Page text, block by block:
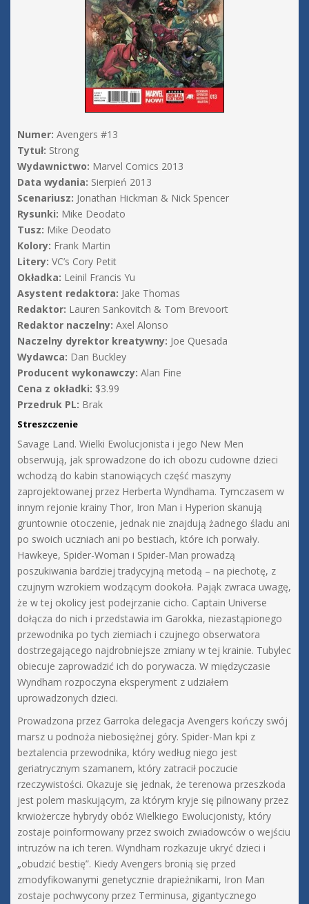
Numer: Avengers #13
Tytuł: Strong
Wydawnictwo: Marvel Comics 2013
Data wydania: Sierpień 2013
Scenariusz: Jonathan Hickman & Nick Spencer
Rysunki: Mike Deodato
Tusz: Mike Deodato
Kolory: Frank Martin
Litery: VC’s Cory Petit
Okładka: Leinil Francis Yu
Asystent redaktora: Jake Thomas
Redaktor: Lauren Sankovitch & Tom Brevoort
Redaktor naczelny: Axel Alonso
Naczelny dyrektor kreatywny: Joe Quesada
Wydawca: Dan Buckley
Producent wykonawczy: Alan Fine
Cena z okładki: $3.99
Przedruk PL: Brak
Streszczenie
Savage Land. Wielki Ewolucjonista i jego New Men
obserwują, jak sprowadzone do ich obozu cudowne dzieci
wchodzą do kabin stanowiących część maszyny
zaprojektowanej przez Herberta Wyndhama. Tymczasem w
innym rejonie krainy Thor, Iron Man i Hyperion skanują
gruntownie otoczenie, jednak nie znajdują żadnego śladu ani
po swoich uczniach ani po bestiach, które ich porwały.
Hawkeye, Spider-Woman i Spider-Man prowadzą
poszukiwania bardziej tradycyjną metodą – na piechotę, z
czujnym wzrokiem wodzącym dookoła. Pająk zwraca uwagę,
że w tej okolicy jest podejrzanie cicho. Captain Universe
dołącza do nich i przedstawia im Garokka, niezastąpionego
przewodnika po tych ziemiach i czujnego obserwatora
dostrzegającego najdrobniejsze zmiany w tej krainie. Tubylec
obiecuje zaprowadzić ich do porywacza. W międzyczasie
Wyndham rozpoczyna eksperyment z udziałem
uprowadzonych dzieci.
Prowadzona przez Garroka delegacja Avengers kończy swój
marsz u podnoża niebosiężnej góry. Spider-Man kpi z
beztalencia przewodnika, który według niego jest
geriatrycznym szamanem, który zatracił poczucie
rzeczywistości. Okazuje się jednak, że terenowa przeszkoda
jest polem maskującym, za którym kryje się pilnowany przez
krwiożercze hybrydy obóz Wielkiego Ewolucjonisty, który
zostaje poinformowany przez swoich zwiadowców o wejściu
intruzów na ich teren. Wyndham rozkazuje ukryć dzieci i
„obudzić bestię”. Kiedy Avengers bronią się przed
zmodyfikowanymi genetycznie drapieżnikami, Iron Man
zostaje pochwycony przez Terminusa, gigantycznego